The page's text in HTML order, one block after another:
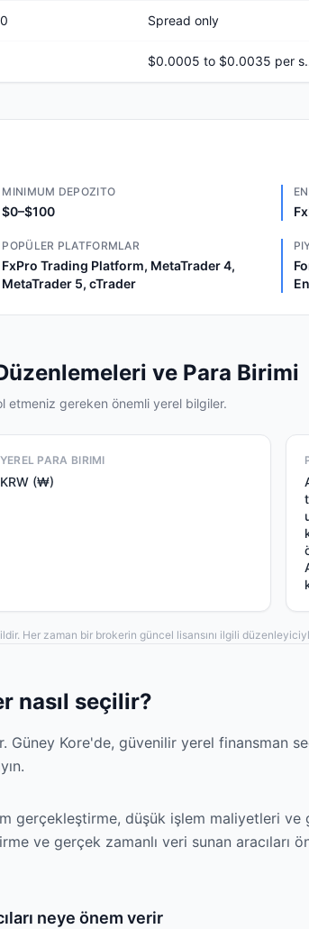
Spread only
MINIMUM DEPOZITO
$0–$100
POPÜLER PLATFORMLAR
FxPro Trading Platform, MetaTrader 4,
MetaTrader 5, cTrader
ve Para Birimi
etmeniz gereken önemli yerel bilgiler.
YEREL PARA BIRIMI
KRW (₩)
Her zaman bir brokerin güncel lisansını ilgili
nasıl seçilir?
Güney Kore'de, güvenilir yerel finansman
gerçekleştirme, düşük işlem maliyetleri
ve gerçek zamanlı veri sunan aracıları
neye önem verir